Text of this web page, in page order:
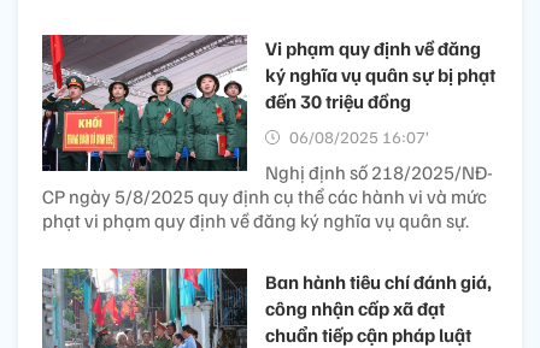
Vi phạm quy định về đăng
ký nghĩa vụ quân sự bị phạt
đến 30 triệu đồng
06/08/2025 16:07’
Nghị định số 218/2025/NĐ-
CP ngày 5/8/2025 quy định cụ thể các hành vi và mức
phạt vi phạm quy định về đăng ký nghĩa vụ quân sự.
Ban hành tiêu chí đánh giá,
công nhận cấp xã đạt
chuẩn tiếp cận pháp luật